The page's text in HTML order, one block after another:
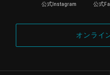
公式Instagram 公式
オンライ